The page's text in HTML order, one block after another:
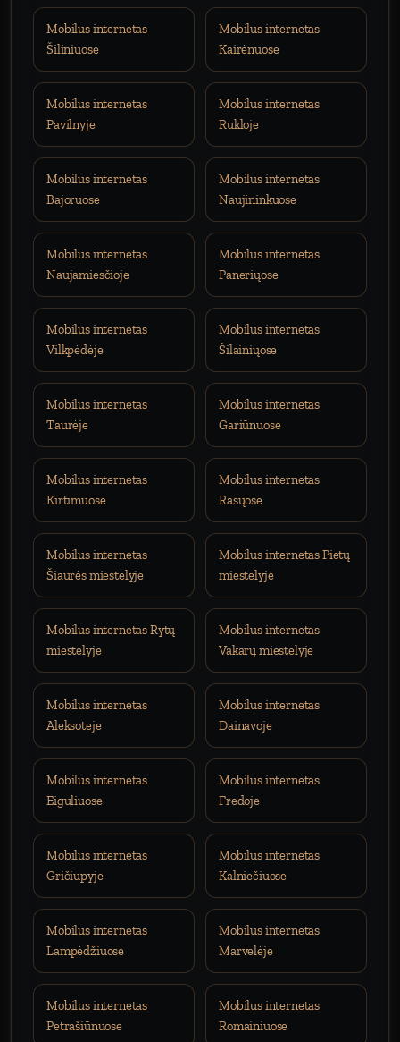
Mobilus internetas
Šiliniuose
Mobilus internetas
Kairėnuose
Mobilus internetas
Pavilnyje
Mobilus internetas
Rukloje
Mobilus internetas
Bajoruose
Mobilus internetas
Naujininkuose
Mobilus internetas
Naujamiesčioje
Mobilus internetas
Paneriųose
Mobilus internetas
Vilkpėdėje
Mobilus internetas
Šilainiųose
Mobilus internetas
Taurėje
Mobilus internetas
Gariūnuose
Mobilus internetas
Kirtimuose
Mobilus internetas
Rasųose
Mobilus internetas
Šiaurės miestelyje
Mobilus internetas Pietų
miestelyje
Mobilus internetas Rytų
miestelyje
Mobilus internetas
Vakarų miestelyje
Mobilus internetas
Aleksoteje
Mobilus internetas
Dainavoje
Mobilus internetas
Eiguliuose
Mobilus internetas
Fredoje
Mobilus internetas
Gričiupyje
Mobilus internetas
Kalniečiuose
Mobilus internetas
Lampėdžiuose
Mobilus internetas
Marvelėje
Mobilus internetas
Petrašiūnuose
Mobilus internetas
Romainiuose